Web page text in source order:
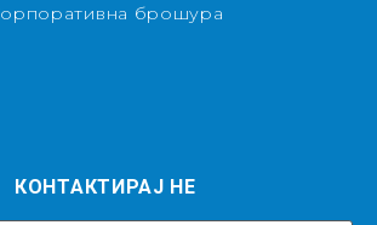
брошура
КОНТАКТИРАЈ НЕ